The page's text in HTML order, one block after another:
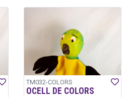
TM032-COLORS
OCELL DE COLORS